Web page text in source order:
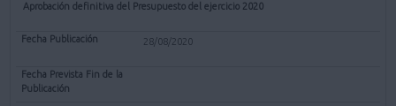
Aprobación definitiva del Presupuesto del ejercicio 2020
28/08/2020